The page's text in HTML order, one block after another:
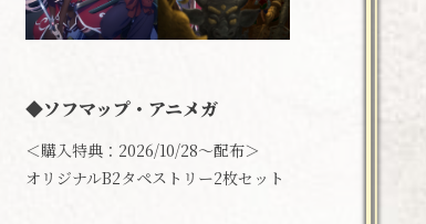
◆ソフマップ・アニメガ
＜購入特典：2026/10/28～配布＞
オリジナルB2タペストリー2枚セット